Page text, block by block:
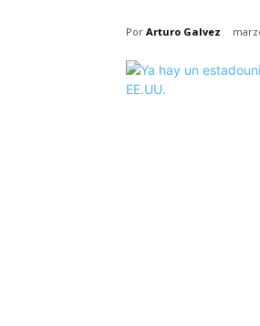
Por Arturo Galvez